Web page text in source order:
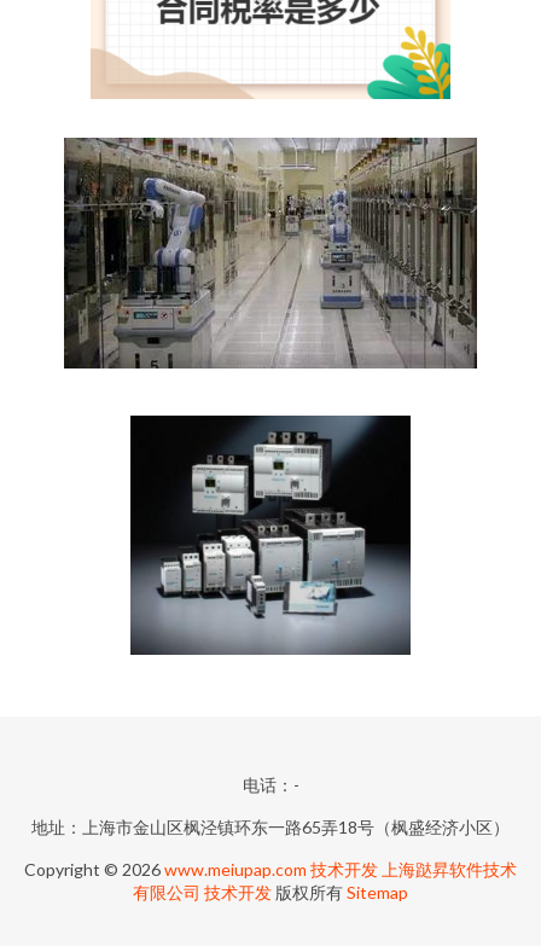
电话：-
地址：上海市金山区枫泾镇环东一路65弄18号（枫盛经济小区）
Copyright © 2026www.meiupap.com 技术开发 上海跶昇软件技术
有限公司 技术开发 版权所有Sitemap